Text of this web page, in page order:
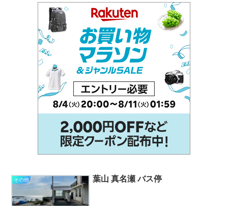
その他 葉山 真名瀬 バス停